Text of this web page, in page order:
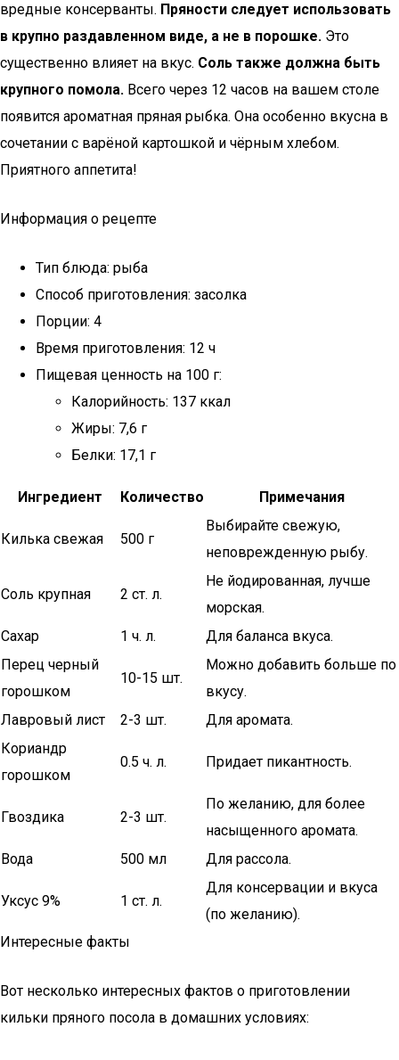
вредные консерванты. Пряности следует использовать
в крупно раздавленном виде, а не в порошке. Это
существенно влияет на вкус. Соль также должна быть
крупного помола. Всего через 12 часов на вашем столе
появится ароматная пряная рыбка. Она особенно вкусна в
сочетании с варёной картошкой и чёрным хлебом.
Приятного аппетита!
Информация о рецепте
Тип блюда: рыба
Способ приготовления: засолка
Порции: 4
Время приготовления: 12 ч
Пищевая ценность на 100 г:
Калорийность: 137 ккал
Жиры: 7,6 г
Белки: 17,1 г
Ингредиент Количество Примечания
Килька свежая 500 г
Выбирайте свежую,
неповрежденную рыбу.
Соль крупная 2 ст. л.
Не йодированная, лучше
морская.
Сахар
1 ч. л.
Для баланса вкуса.
Перец черный
горошком
10-15 шт.
Можно добавить больше по
вкусу.
Лавровый лист
2-3 шт.
Для аромата.
Кориандр
горошком
0.5 ч. л. Придает пикантность.
Гвоздика 2-3 шт.
По желанию, для более
насыщенного аромата.
Вода
500 мл Для рассола.
Уксус 9% 1 ст. л.
Для консервации и вкуса
(по желанию).
Интересные факты
Вот несколько интересных фактов о приготовлении
кильки пряного посола в домашних условиях: